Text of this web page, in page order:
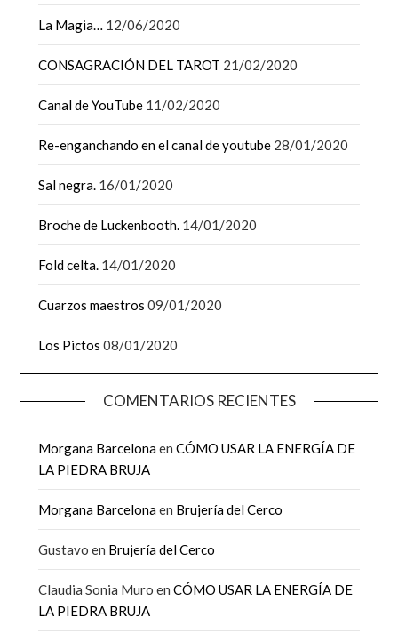
La Magia… 12/06/2020
CONSAGRACIÓN DEL TAROT 21/02/2020
Canal de YouTube 11/02/2020
Re-enganchando en el canal de youtube 28/01/2020
Sal negra. 16/01/2020
Broche de Luckenbooth. 14/01/2020
Fold celta. 14/01/2020
Cuarzos maestros 09/01/2020
Los Pictos 08/01/2020
COMENTARIOS RECIENTES
Morgana BarcelonaenCÓMO USAR LA ENERGÍA DE
LA PIEDRA BRUJA
Morgana Barcelonaen Brujería del Cerco
Gustavo en Brujería del Cerco
Claudia Sonia Muro enCÓMO USAR LA ENERGÍA DE
LA PIEDRA BRUJA